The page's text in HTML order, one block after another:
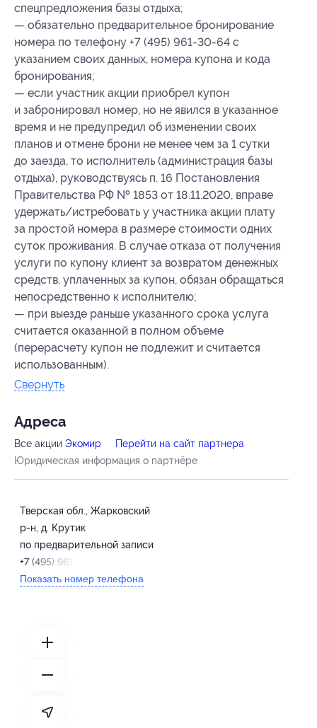
спецпредложения базы отдыха;
— обязательно предварительное бронирование
номера по телефону +7 (495) 961-30-64 с
указанием своих данных, номера купона и кода
бронирования;
— если участник акции приобрел купон
и забронировал номер, но не явился в указанное
время и не предупредил об изменении своих
планов и отмене брони не менее чем за 1 сутки
до заезда, то исполнитель (администрация базы
отдыха), руководствуясь п. 16 Постановления
Правительства РФ № 1853 от 18.11.2020, вправе
удержать/истребовать у участника акции плату
за простой номера в размере стоимости одних
суток проживания. В случае отказа от получения
услуги по купону клиент за возвратом денежных
средств, уплаченных за купон, обязан обращаться
непосредственно к исполнителю;
— при выезде раньше указанного срока услуга
считается оказанной в полном объеме
(перерасчету купон не подлежит и считается
использованным).
Свернуть
Адресa
Все акции Экомир
Перейти на сайт партнера
Юридическая информация о партнёре
Тверская обл., Жарковский
р-н, д. Крутик
по предварительной записи
+7 (495) 961-30-64
Показать номер телефона